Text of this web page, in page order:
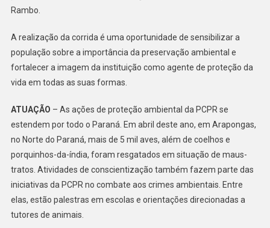
Rambo.
A realização da corrida é uma oportunidade de sensibilizar a
população sobre a importância da preservação ambiental e
fortalecer a imagem da instituição como agente de proteção da
vida em todas as suas formas.
ATUAÇÃO – As ações de proteção ambiental da PCPR se
estendem por todo o Paraná. Em abril deste ano, em Arapongas,
no Norte do Paraná, mais de 5 mil aves, além de coelhos e
porquinhos-da-índia, foram resgatados em situação de maus-
tratos. Atividades de conscientização também fazem parte das
iniciativas da PCPR no combate aos crimes ambientais. Entre
elas, estão palestras em escolas e orientações direcionadas a
tutores de animais.